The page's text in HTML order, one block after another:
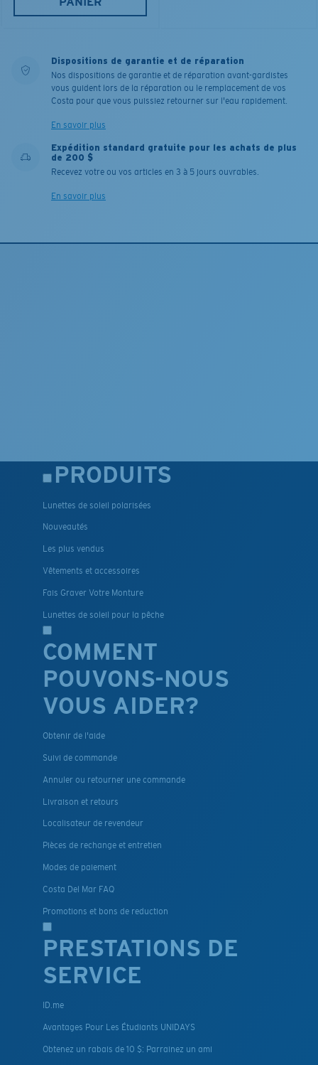
Dispositions de garantie et de réparation
Nos dispositions de garantie et de réparation avant-gardistes
vous guident lors de la réparation ou le remplacement de vos
Costa pour que vous puissiez retourner sur l'eau rapidement.
En savoir plus
Expédition standard gratuite pour les achats de plus
de 200 $
Recevez votre ou vos articles en 3 à 5 jours ouvrables.
En savoir plus
PRODUITS
Lunettes de soleil polarisées
Nouveautés
Les plus vendus
Vêtements et accessoires
Fais Graver Votre Monture
Lunettes de soleil pour la pêche
COMMENT
POUVONS-NOUS
VOUS AIDER?
Obtenir de l'aide
Suivi de commande
Annuler ou retourner une commande
Livraison et retours
Localisateur de revendeur
Pièces de rechange et entretien
Modes de paiement
Costa Del Mar FAQ
Promotions et bons de reduction
PRESTATIONS DE
SERVICE
ID.me
Avantages Pour Les Étudiants UNIDAYS
Obtenez un rabais de 10 $: Parrainez un ami